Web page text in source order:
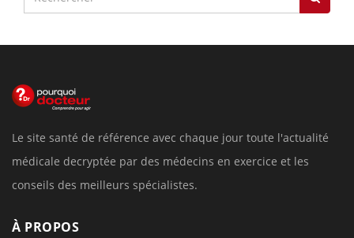
Le site santé de référence avec chaque jour toute l'actualité
médicale decryptée par des médecins en exercice et les
conseils des meilleurs spécialistes.
À PROPOS